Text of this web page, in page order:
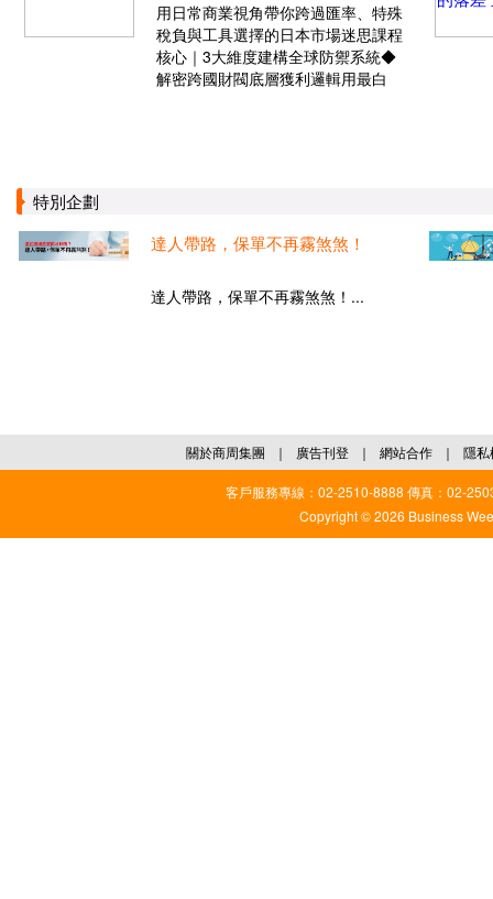
用日常商業視角帶你跨過匯率、特殊
稅負與工具選擇的日本市場迷思課程
核心｜3大維度建構全球防禦系統◆
解密跨國財閥底層獲利邏輯用最白
特別企劃
達人帶路，保單不再霧煞煞！
達人帶路，保單不再霧煞煞！...
關於商周集團 ｜ 廣告刊登 ｜ 網站合作 ｜ 隱私
客戶服務專線：02-2510-8888 傳真：02-
Copyright © 2026 Business